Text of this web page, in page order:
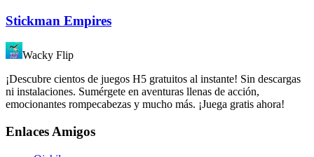
Stickman Empires
Wacky Flip
¡Descubre cientos de juegos H5 gratuitos al instante! Sin descargas
ni instalaciones. Sumérgete en aventuras llenas de acción,
emocionantes rompecabezas y mucho más. ¡Juega gratis ahora!
Enlaces Amigos